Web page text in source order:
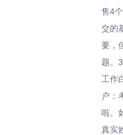
售4
交的
要，
题。
工作
户：
啦。
真实